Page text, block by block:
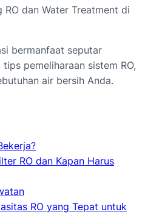
dan Water Treatment di
bermanfaat seputar
pemeliharaan sistem RO,
air bersih Anda.
RO dan Kapan Harus
RO yang Tepat untuk